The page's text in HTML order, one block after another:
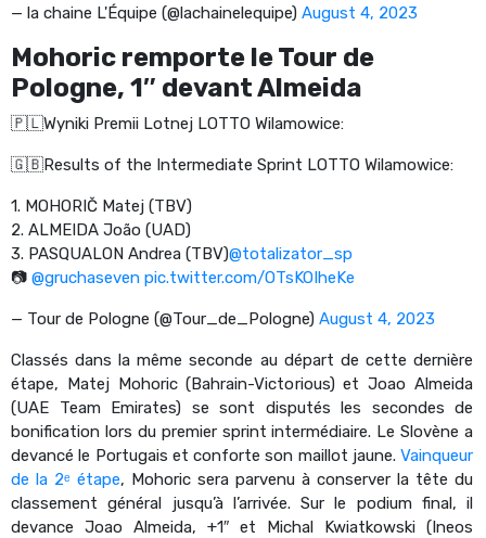
— la chaine L'Équipe (@lachainelequipe) August 4, 2023
Mohoric remporte le Tour de
Pologne, 1″ devant Almeida
🇵🇱Wyniki Premii Lotnej LOTTO Wilamowice:
🇬🇧Results of the Intermediate Sprint LOTTO Wilamowice:
1. MOHORIČ Matej (TBV)
2. ALMEIDA João (UAD)
3. PASQUALON Andrea (TBV)@totalizator_sp
📷 @gruchaseven pic.twitter.com/OTsKOIheKe
— Tour de Pologne (@Tour_de_Pologne) August 4, 2023
Classés dans la même seconde au départ de cette dernière
étape, Matej Mohoric (Bahrain-Victorious) et Joao Almeida
(UAE Team Emirates) se sont disputés les secondes de
bonification lors du premier sprint intermédiaire. Le Slovène a
devancé le Portugais et conforte son maillot jaune. Vainqueur
de la 2ᵉ étape, Mohoric sera parvenu à conserver la tête du
classement général jusqu’à l’arrivée. Sur le podium final, il
devance Joao Almeida, +1″ et Michal Kwiatkowski (Ineos